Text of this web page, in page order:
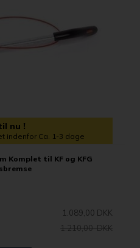
nu !
indenfor Ca. 1-3 dage
Komplet til KF og KFG
1.089,00 DKK
1.210,00 DKK